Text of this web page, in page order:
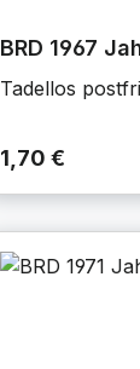
BRD 1967
Tadellos
1,70 €